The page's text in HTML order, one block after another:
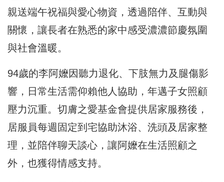
親送端午祝福與愛心物資，透過陪伴、互動與
關懷，讓長者在熟悉的家中感受濃濃節慶氛圍
與社會溫暖。
94歲的李阿嬤因聽力退化、下肢無力及腿傷影
響，日常生活需仰賴他人協助，年邁子女照顧
壓力沉重。切膚之愛基金會提供居家服務後，
居服員每週固定到宅協助沐浴、洗頭及居家整
理，並陪伴聊天談心，讓阿嬤在生活照顧之
外，也獲得情感支持。